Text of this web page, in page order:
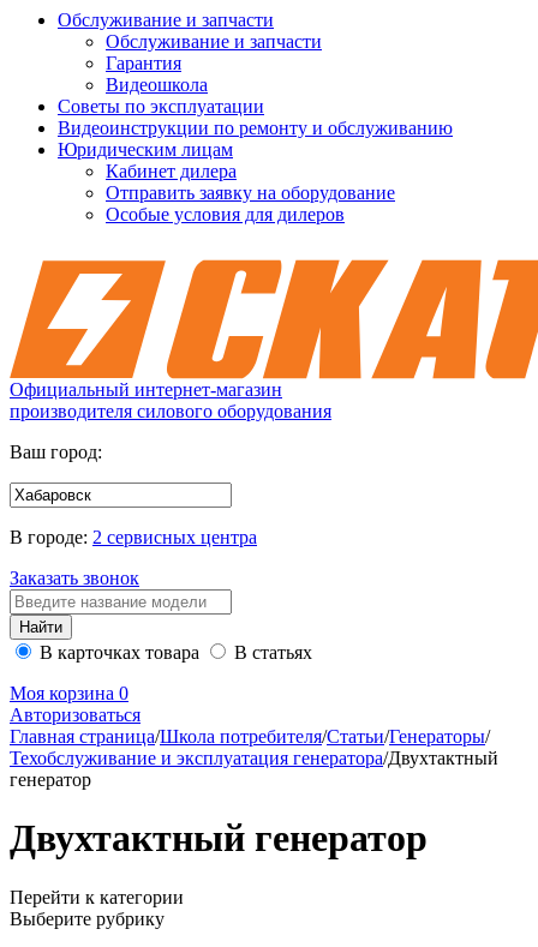
Обслуживание и запчасти
Обслуживание и запчасти
Гарантия
Видеошкола
Советы по эксплуатации
Видеоинструкции по ремонту и обслуживанию
Юридическим лицам
Кабинет дилера
Отправить заявку на оборудование
Особые условия для дилеров
Официальный интернет-магазин
производителя силового оборудования
Ваш город:
В городе: 2 сервисных центра
Заказать звонок
В карточках товара
В статьях
Моя корзина 0
Авторизоваться
Главная страница/Школа потребителя/Статьи/Генераторы/
Техобслуживание и эксплуатация генератора/Двухтактный
генератор
Двухтактный генератор
Перейти к категории
Выберите рубрику